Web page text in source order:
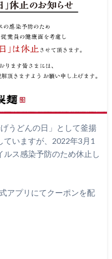
うどんの日」として釜揚
ていますが、2022年3月1
ルス感染予防のため休止し
アプリにてクーポンを配